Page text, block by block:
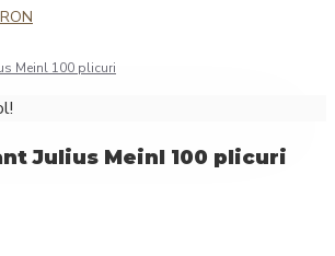
Meinl 100 plicuri
Julius Meinl 100 plicuri